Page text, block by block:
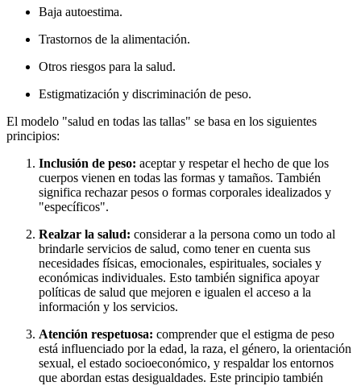
Baja autoestima.
Trastornos de la alimentación.
Otros riesgos para la salud.
Estigmatización y discriminación de peso.
El modelo "salud en todas las tallas" se basa en los siguientes
principios:
Inclusión de peso: aceptar y respetar el hecho de que los
cuerpos vienen en todas las formas y tamaños. También
significa rechazar pesos o formas corporales idealizados y
"específicos".
Realzar la salud: considerar a la persona como un todo al
brindarle servicios de salud, como tener en cuenta sus
necesidades físicas, emocionales, espirituales, sociales y
económicas individuales. Esto también significa apoyar
políticas de salud que mejoren e igualen el acceso a la
información y los servicios.
Atención respetuosa: comprender que el estigma de peso
está influenciado por la edad, la raza, el género, la orientación
sexual, el estado socioeconómico, y respaldar los entornos
que abordan estas desigualdades. Este principio también